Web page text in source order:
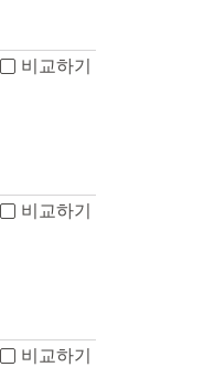
비교하기
비교하기
비교하기